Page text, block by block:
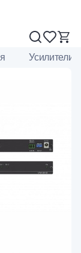
Усилители-